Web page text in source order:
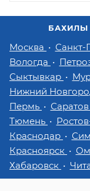
БАХИЛЫ
Москва Санкт-
Вологда
Сыктывкар
Нижний
Пермь
Саратов
Тюмень
Краснодар
Красноярск
Хабаровск